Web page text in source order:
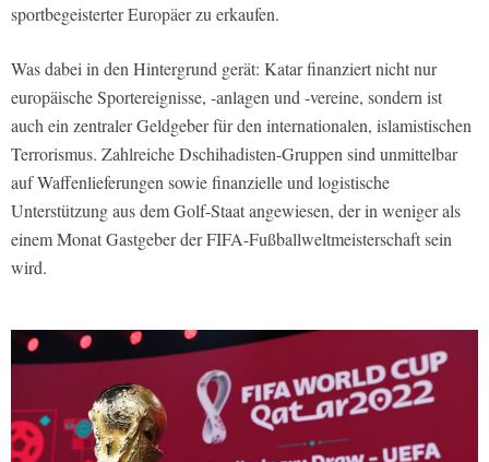
sportbegeisterter Europäer zu erkaufen.
Was dabei in den Hintergrund gerät: Katar finanziert nicht nur
europäische Sportereignisse, -anlagen und -vereine, sondern ist
auch ein zentraler Geldgeber für den internationalen, islamistischen
Terrorismus. Zahlreiche Dschihadisten-Gruppen sind unmittelbar
auf Waffenlieferungen sowie finanzielle und logistische
Unterstützung aus dem Golf-Staat angewiesen, der in weniger als
einem Monat Gastgeber der FIFA-Fußballweltmeisterschaft sein
wird.